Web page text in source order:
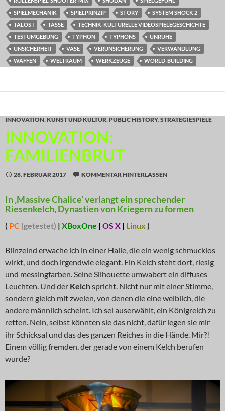
SPIELMECHANIK
SPIELPRINZIP STORY
SYSTEM SHOCK 2
TALOS I
TASSE
TECHNIK-KULTURELLE VIDEOSPIELEGESCHICHTE
TESTUMGEBUNG
TYPHON TYPHONS
UNRUHE
UNSICHERHEIT
VASE VERUNSICHERUNG
VERWANDLUNG
WAFFEN
WELTRAUM WERKZEUGE WORLD-BUILDING
INNOVATION,KUNST UND KULTUR,PUBLIC HISTORY,STRATEGIESPIELE
INNOVATION:
FAMILIENBRUT
28. FEBRUAR 2017 KOMMENTAR HINTERLASSEN
In ‚Massive Chalice‘ verlangt ein sprechender
Riesenkelch, Dynastien von Kriegern zu formen
( PC (getestet) | XBoxOne | OS X | Linux )
Blinzelnd erwache ich in einer Halle, die ein wenig schmucklos
wirkt, und doch irgendwie elegant. Ein Kelch steht dort, riesig
und messingfarben. Seine Silhouette umwabert ein diffuses
Leuchten. Und der Kelchspricht. Nicht nur mit einer Stimme,
sondern gleich mit zweien, von denen die eine weiblich, die
andere männlich scheint. Ich sei auserwählt, ein Königreich zu
retten. Nein, selbst könnten sie das nicht, dafür legen sie mir
ihr Schicksal und das des ganzen Reiches in die Hände. Mir?!
Einem völlig fremden, der gerade von einem Kelch berufen
wurde?